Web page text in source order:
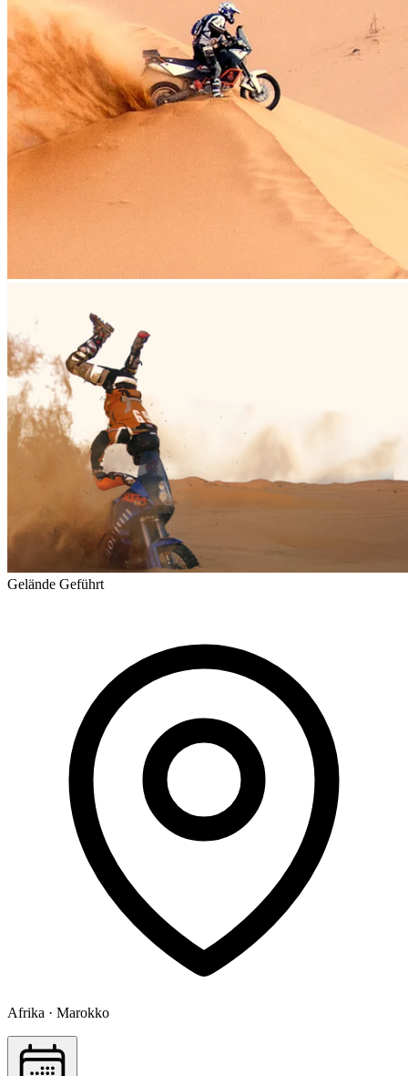
Gelände Geführt
Afrika · Marokko